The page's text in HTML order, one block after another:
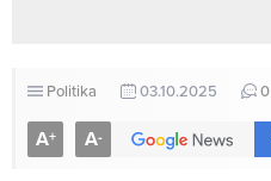
Politika 03.10.2025 0
A+ A-